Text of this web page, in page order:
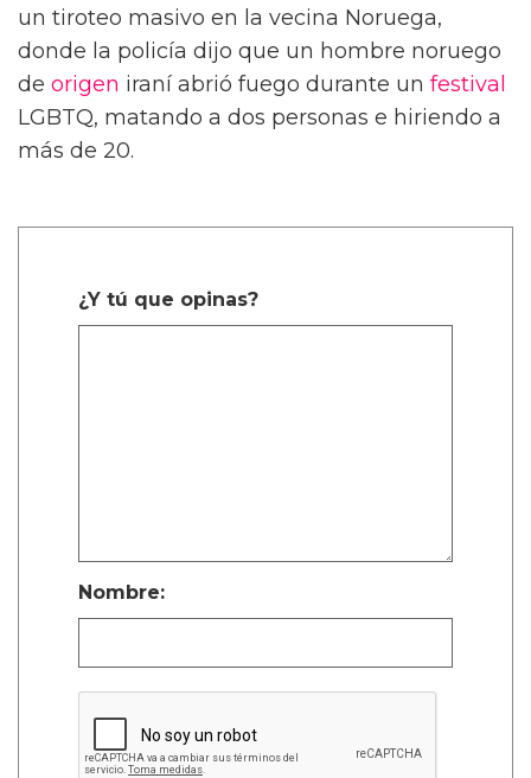
un tiroteo masivo en la vecina Noruega,
donde la policía dijo que un hombre noruego
de origen iraní abrió fuego durante un festival
LGBTQ, matando a dos personas e hiriendo a
más de 20.
¿Y tú que opinas?
Nombre: